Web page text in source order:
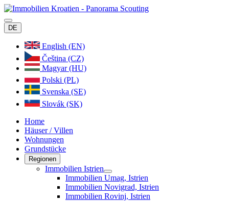
DE
English (EN)
Čeština (CZ)
Magyar (HU)
Polski (PL)
Svenska (SE)
Slovák (SK)
Home
Häuser / Villen
Wohnungen
Grundstücke
Regionen
Immobilien Istrien
Immobilien Umag, Istrien
Immobilien Novigrad, Istrien
Immobilien Rovinj, Istrien